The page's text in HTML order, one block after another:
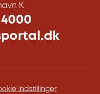
K
4000
indstillinger